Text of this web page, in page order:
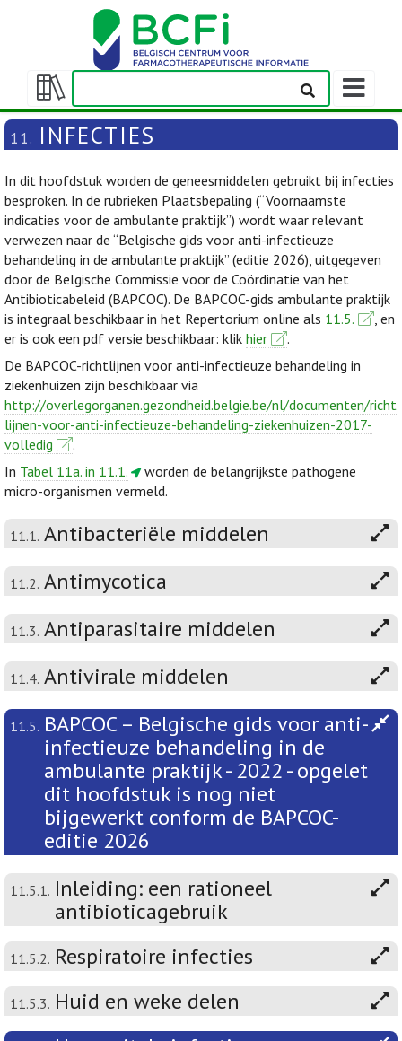
Weergeven/verbergen
inhoudstafel
11. INFECTIES
In dit hoofdstuk worden de geneesmiddelen gebruikt bij infecties
besproken. In de rubrieken Plaatsbepaling (“Voornaamste
indicaties voor de ambulante praktijk”) wordt waar relevant
verwezen naar de “Belgische gids voor anti-infectieuze
behandeling in de ambulante praktijk” (editie 2026), uitgegeven
door de Belgische Commissie voor de Coördinatie van het
Antibioticabeleid (BAPCOC). De BAPCOC-gids ambulante praktijk
is integraal beschikbaar in het Repertorium online als 11.5.
, en
er is ook een pdf versie beschikbaar: klik hier
.
De BAPCOC-richtlijnen voor anti-infectieuze behandeling in
ziekenhuizen zijn beschikbaar via
http://overlegorganen.gezondheid.belgie.be/nl/documenten/richt
lijnen-voor-anti-infectieuze-behandeling-ziekenhuizen-2017-
volledig
.
In Tabel 11a. in 11.1.
worden de belangrijkste pathogene
micro-organismen vermeld.
11.1. Antibacteriële middelen
11.2. Antimycotica
11.3. Antiparasitaire middelen
11.4. Antivirale middelen
11.5. BAPCOC – Belgische gids voor anti-
infectieuze behandeling in de
ambulante praktijk - 2022 - opgelet
dit hoofdstuk is nog niet
bijgewerkt conform de BAPCOC-
editie 2026
11.5.1. Inleiding: een rationeel
antibioticagebruik
11.5.2. Respiratoire infecties
11.5.3. Huid en weke delen